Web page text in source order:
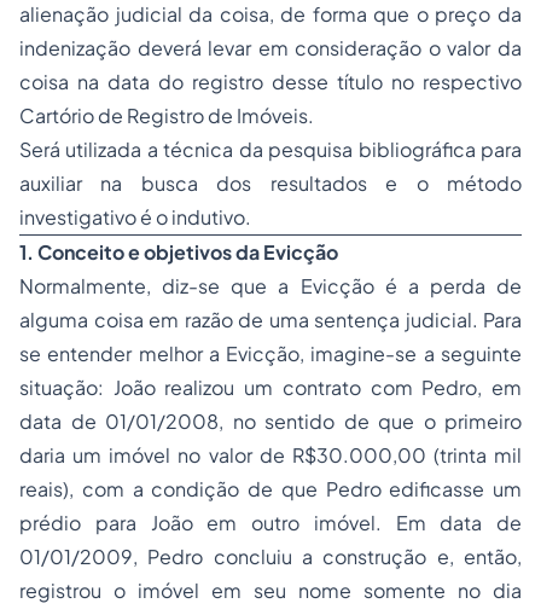
alienação judicial da coisa, de forma que o preço da
indenização deverá levar em consideração o valor da
coisa na data do registro desse título no respectivo
Cartório de Registro de Imóveis.
Será utilizada a técnica da pesquisa bibliográfica para
auxiliar na busca dos resultados e o método
investigativo é o indutivo.
1. Conceito e objetivos da Evicção
Normalmente, diz-se que a Evicção é a perda de
alguma coisa em razão de uma sentença judicial. Para
se entender melhor a Evicção, imagine-se a seguinte
situação: João realizou um contrato com Pedro, em
data de 01/01/2008, no sentido de que o primeiro
daria um imóvel no valor de R$30.000,00 (trinta mil
reais), com a condição de que Pedro edificasse um
prédio para João em outro imóvel. Em data de
01/01/2009, Pedro concluiu a construção e, então,
registrou o imóvel em seu nome somente no dia